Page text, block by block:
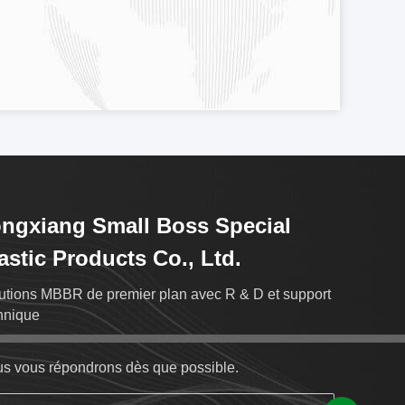
Small Boss Special
Products Co., Ltd.
MBBR de premier plan avec R & D et support
vous répondrons dès que possible.